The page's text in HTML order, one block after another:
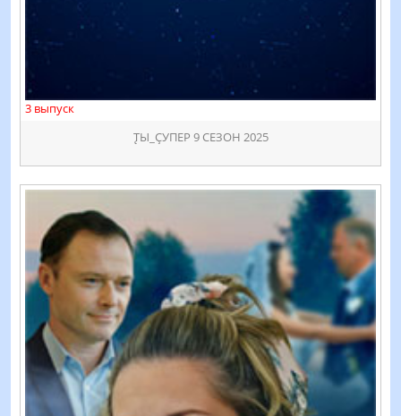
3 выпуск
ꚐЫ_ҪУПЕР 9 СЕЗОН 2025